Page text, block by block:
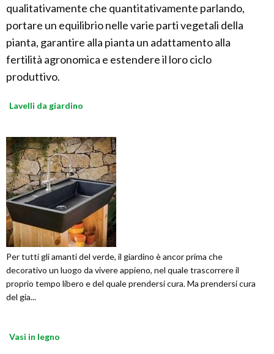
qualitativamente che quantitativamente parlando,
portare un equilibrio nelle varie parti vegetali della
pianta, garantire alla pianta un adattamento alla
fertilità agronomica e estendere il loro ciclo
produttivo.
Lavelli da giardino
Per tutti gli amanti del verde, il giardino è ancor prima che
decorativo un luogo da vivere appieno, nel quale trascorrere il
proprio tempo libero e del quale prendersi cura. Ma prendersi cura
del gia...
Vasi in legno